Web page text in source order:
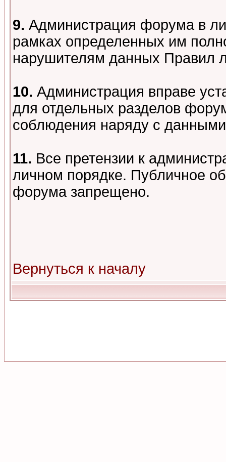
9. Администрация форума в
рамках определенных им
нарушителям данных Правил
10. Администрация вправе
для отдельных разделов
соблюдения наряду с
11. Все претензии к
личном порядке. Публичное
форума запрещено.
Вернуться к началу